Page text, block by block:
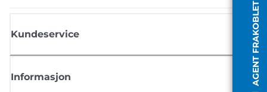
AGENT FRAKOBLET
Kundeservice
Informasjon